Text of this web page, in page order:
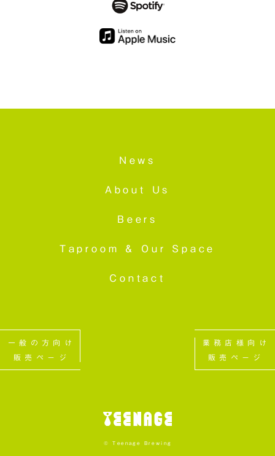
News
About Us
Beers
Taproom & Our Space
Contact
一般の方向け
販売ページ
業務店様向け
販売ページ
© Teenage Brewing